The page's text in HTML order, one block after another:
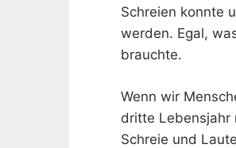
Schreien konnte
werden. Egal,
brauchte.
Wenn wir
dritte Lebensjahr
Schreie und